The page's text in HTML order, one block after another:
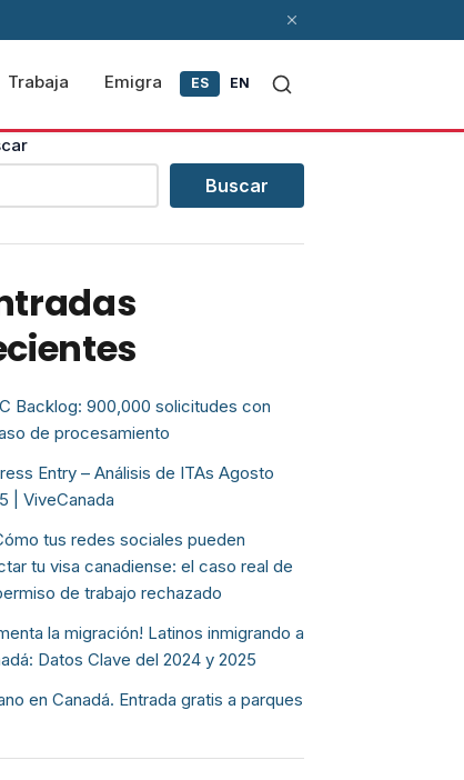
Trabaja Emigra ES EN
Buscar
Backlog: 900,000 solicitudes con
de procesamiento
Entry – Análisis de ITAs Agosto
| ViveCanada
tus redes sociales pueden
tu visa canadiense: el caso real de
de trabajo rechazado
la migración! Latinos inmigrando a
Datos Clave del 2024 y 2025
en Canadá. Entrada gratis a parques